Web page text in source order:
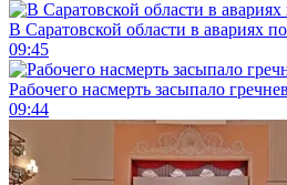
В Саратовской области в авариях
09:45
Рабочего насмерть засыпало
09:44